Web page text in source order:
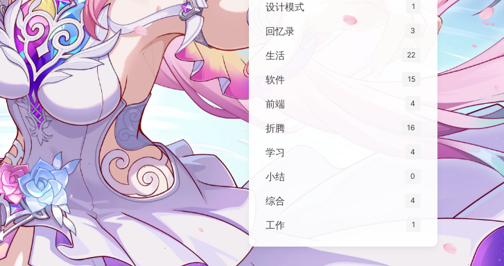
设计模式 1
回忆录 3
生活 22
软件 15
前端 4
折腾 16
学习 4
小结 0
综合 4
工作 1